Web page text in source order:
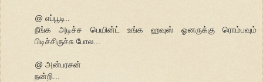
@ எப்பூடி..
நீங்க அடிச்ச பெயின்ட் உங்க ஹவுஸ் ஓனருக்கு ரொம்பவும்
பிடிச்சிருச்சு போல...
@ அன்பரசன்
நன்றி...